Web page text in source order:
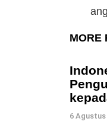
MORE
6 Agustus